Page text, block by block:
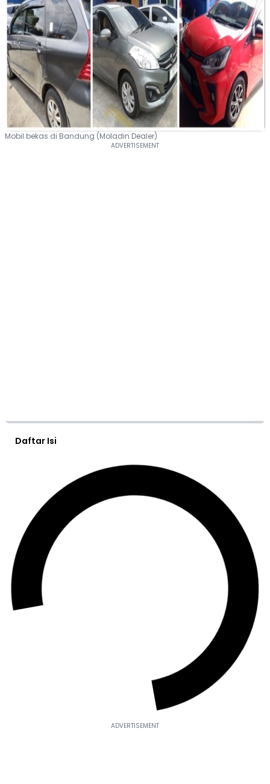
Mobil bekas di Bandung (Moladin Dealer)
Daftar Isi